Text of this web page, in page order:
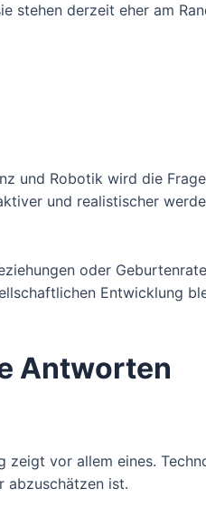
stehen derzeit eher am
und Robotik wird die
und realistischer
oder
Entwicklung
Antworten
vor allem eines.
abzuschätzen ist.